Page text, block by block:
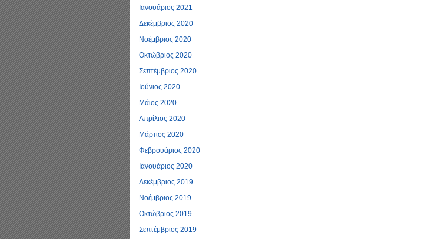
Ιανουάριος 2021
Δεκέμβριος 2020
Νοέμβριος 2020
Οκτώβριος 2020
Σεπτέμβριος 2020
Ιούνιος 2020
Μάιος 2020
Απρίλιος 2020
Μάρτιος 2020
Φεβρουάριος 2020
Ιανουάριος 2020
Δεκέμβριος 2019
Νοέμβριος 2019
Οκτώβριος 2019
Σεπτέμβριος 2019